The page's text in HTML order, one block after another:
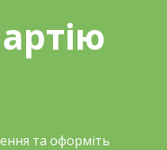
та оформіть